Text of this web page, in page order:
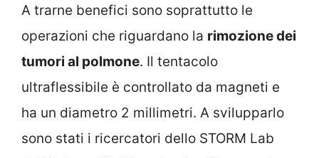
A trarne benefici sono soprattutto le
operazioni che riguardano la rimozione dei
tumori al polmone. Il tentacolo
ultraflessibile è controllato da magneti e
ha un diametro 2 millimetri. A svilupparlo
sono stati i ricercatori dello STORM Lab